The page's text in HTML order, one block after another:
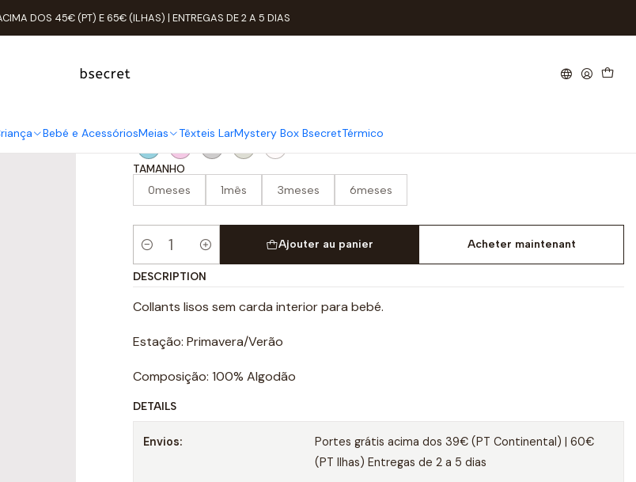
Bebé e AcessóriosMeias Têxteis LarMystery Box BsecretTérmico
DOS 45€ (PT) E 65€ (ILHAS) | ENTREGAS DE 2 A 5 DIAS
Criança Collants Lisos Sem Carda
COR
TAMANHO
0meses 1mês 3meses 6meses
Quantité
Ajouter au panier Acheter maintenant
DESCRIPTION
Collants lisos sem carda interior para bebé.
Estação: Primavera/Verão
Composição: 100% Algodão
DETAILS
Envios:
Portes grátis acima dos 39€ (PT Continental) | 60€
(PT Ilhas) Entregas de 2 a 5 dias